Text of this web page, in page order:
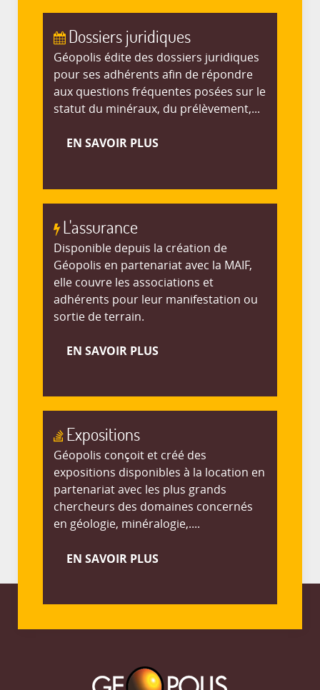
Dossiers juridiques
Géopolis édite des dossiers juridiques
pour ses adhérents afin de répondre
aux questions fréquentes posées sur le
statut du minéraux, du prélèvement,...
EN SAVOIR PLUS
L'assurance
Disponible depuis la création de
Géopolis en partenariat avec la MAIF,
elle couvre les associations et
adhérents pour leur manifestation ou
sortie de terrain.
EN SAVOIR PLUS
Expositions
Géopolis conçoit et créé des
expositions disponibles à la location en
partenariat avec les plus grands
chercheurs des domaines concernés
en géologie, minéralogie,....
EN SAVOIR PLUS